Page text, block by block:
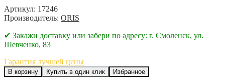
Артикул: 17246
Производитель: ORIS
✔ Закажи доставку или забери по адресу: г. Смоленск, ул.
Шевченко, 83
Гарантия лучшей цены
В корзину Купить в один клик Избранное